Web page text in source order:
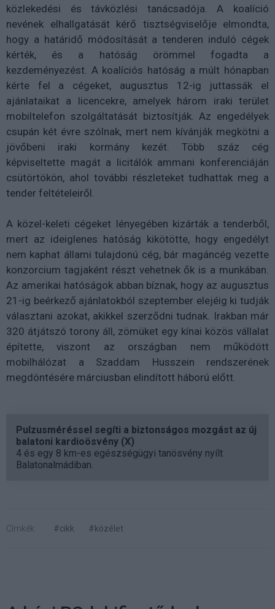
közlekedési és távközlési tanácsadója. A koalíció
nevének elhallgatását kérő tisztségviselője elmondta,
hogy a határidő módosítását a tenderen induló cégek
kérték, és a hatóság örömmel fogadta a
kezdeményezést. A koalíciós hatóság a múlt hónapban
kérte fel a cégeket, augusztus 12-ig juttassák el
ajánlataikat a licencekre, amelyek három iraki terület
mobiltelefon szolgáltatását biztosítják. Az engedélyek
csupán két évre szólnak, mert nem kívánják megkötni a
jövőbeni iraki kormány kezét. Több száz cég
képviseltette magát a licitálók ammani konferenciáján
csütörtökön, ahol további részleteket tudhattak meg a
tender feltételeiről.
A közel-keleti cégeket lényegében kizárták a tenderből,
mert az ideiglenes hatóság kikötötte, hogy engedélyt
nem kaphat állami tulajdonú cég, bár magáncég vezette
konzorcium tagjaként részt vehetnek ők is a munkában.
Az amerikai hatóságok abban bíznak, hogy az augusztus
21-ig beérkező ajánlatokból szeptember elejéig ki tudják
választani azokat, akikkel szerződni tudnak. Irakban már
320 átjátszó torony áll, zömüket egy kínai közös vállalat
építette, viszont az országban nem működött
mobilhálózat a Szaddam Husszein rendszerének
megdöntésére márciusban elindított háború előtt.
Pulzusméréssel segíti a biztonságos mozgást az új
balatoni kardioösvény (X)
4 és egy 8 km-es egészségügyi tanösvény nyílt
Balatonalmádiban.
Címkék: #cikk #közélet